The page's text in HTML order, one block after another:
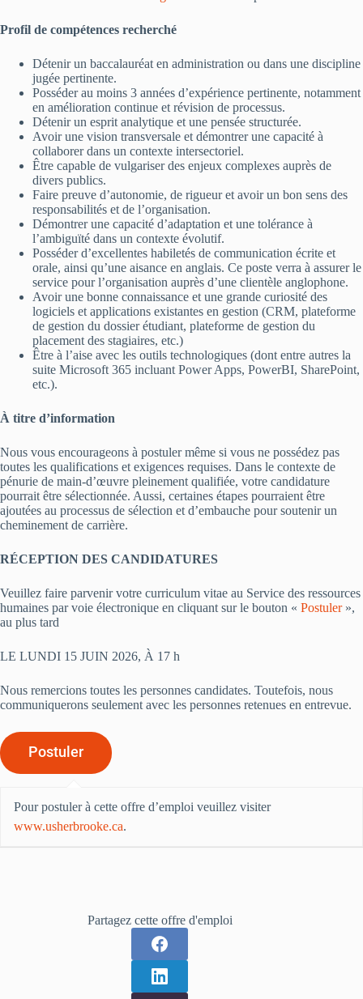
Profil de compétences recherché
Détenir un baccalauréat en administration ou dans une discipline
jugée pertinente.
Posséder au moins 3 années d’expérience pertinente, notamment
en amélioration continue et révision de processus.
Détenir un esprit analytique et une pensée structurée.
Avoir une vision transversale et démontrer une capacité à
collaborer dans un contexte intersectoriel.
Être capable de vulgariser des enjeux complexes auprès de
divers publics.
Faire preuve d’autonomie, de rigueur et avoir un bon sens des
responsabilités et de l’organisation.
Démontrer une capacité d’adaptation et une tolérance à
l’ambiguïté dans un contexte évolutif.
Posséder d’excellentes habiletés de communication écrite et
orale, ainsi qu’une aisance en anglais. Ce poste verra à assurer le
service pour l’organisation auprès d’une clientèle anglophone.
Avoir une bonne connaissance et une grande curiosité des
logiciels et applications existantes en gestion (CRM, plateforme
de gestion du dossier étudiant, plateforme de gestion du
placement des stagiaires, etc.)
Être à l’aise avec les outils technologiques (dont entre autres la
suite Microsoft 365 incluant Power Apps, PowerBI, SharePoint,
etc.).
À titre d’information
Nous vous encourageons à postuler même si vous ne possédez pas
toutes les qualifications et exigences requises. Dans le contexte de
pénurie de main-d’œuvre pleinement qualifiée, votre candidature
pourrait être sélectionnée. Aussi, certaines étapes pourraient être
ajoutées au processus de sélection et d’embauche pour soutenir un
cheminement de carrière.
RÉCEPTION DES CANDIDATURES
Veuillez faire parvenir votre curriculum vitae au Service des ressources
humaines par voie électronique en cliquant sur le bouton « Postuler»,
au plus tard
LE LUNDI 15 JUIN 2026, À 17 h
Nous remercions toutes les personnes candidates. Toutefois, nous
communiquerons seulement avec les personnes retenues en entrevue.
Pour postuler à cette offre d’emploi veuillez visiter
www.usherbrooke.ca.
Partagez cette offre d'emploi